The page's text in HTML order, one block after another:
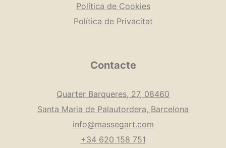
Política de Cookies
Política de Privacitat
Contacte
Quarter Barqueres, 27, 08460
Santa Maria de Palautordera, Barcelona
info@massegart.com
+34 620 158 751